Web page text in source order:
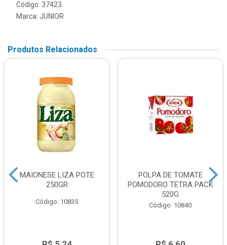
Código: 37423
Marca: JUNIOR
Produtos Relacionados
MAIONESE LIZA POTE
250GR
Código: 10835
POLPA DE TOMATE
POMODORO TETRA PACK
520G
Código: 10840